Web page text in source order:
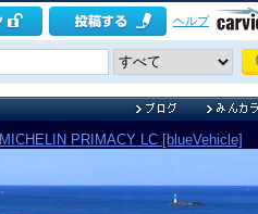
ヘルプ
MICHELIN PRIMACY LC [blueVehicle]